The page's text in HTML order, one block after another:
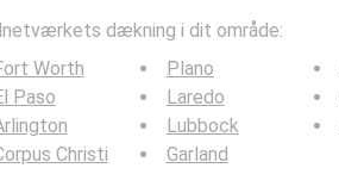
dækning i dit område:
Worth
Paso
Christi
Plano
Laredo
Lubbock
Garland